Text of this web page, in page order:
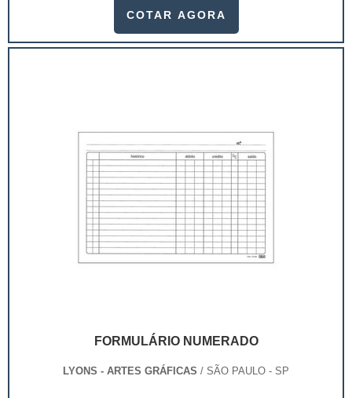
produto.A busca por empresas sérias para adquirir esse
podem assegurar aos clientes características pontuais
COTAR AGORA
FORMULÁRIO NUMERADO
LYONS - ARTES GRÁFICAS / SÃO PAULO - SP